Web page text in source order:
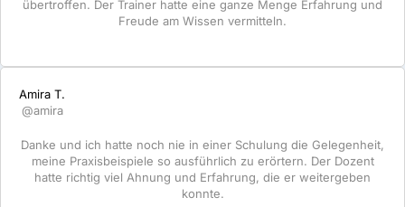
übertroffen. Der Trainer hatte eine ganze Menge Erfahrung und
Freude am Wissen vermitteln.
Amira T.
@amira
Danke und ich hatte noch nie in einer Schulung die Gelegenheit,
meine Praxisbeispiele so ausführlich zu erörtern. Der Dozent
hatte richtig viel Ahnung und Erfahrung, die er weitergeben
konnte.